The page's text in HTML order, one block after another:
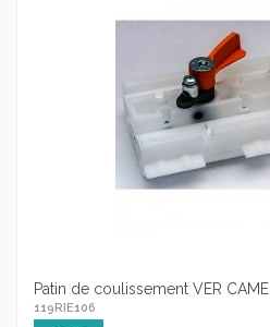
Patin de coulissement VER CAME
119RIE106